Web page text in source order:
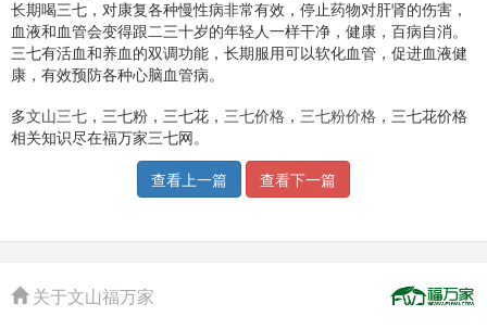
长期喝三七，对康复各种慢性病非常有效，停止药物对肝肾的伤害，
血液和血管会变得跟二三十岁的年轻人一样干净，健康，百病自消。
三七有活血和养血的双调功能，长期服用可以软化血管，促进血液健
康，有效预防各种心脑血管病。
多文山三七 ，三七粉，三七花， 三七价格 ， 三七粉价格 ，三七花价格
相关知识尽在福万家三七网。
查看上一篇 查看下一篇
关于文山福万家